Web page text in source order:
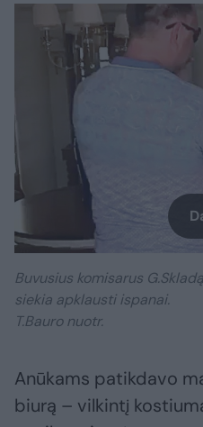
Buvusius komisarus
siekia apklausti ispanai.
T.Bauro nuotr.
Anūkams patikdavo
biurą – vilkintį